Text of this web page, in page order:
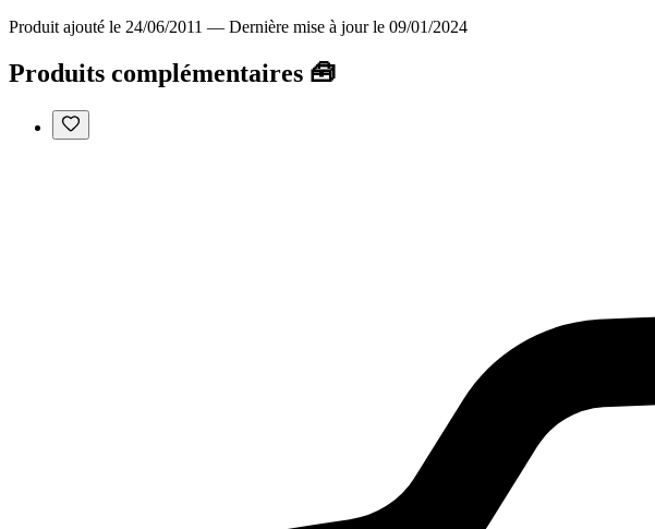
Produit ajouté le 24/06/2011 — Dernière mise à jour le 09/01/2024
Produits complémentaires 🧰